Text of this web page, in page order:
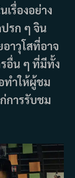
เรื่องอย่าง
ปรก ๆ จิน
าวุโสที่อาจ
อื่น ๆ ที่มีทั้ง
ทำให้ผู้ชม
การรับชม